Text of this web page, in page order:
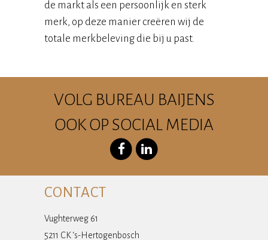
de markt als een persoonlijk en sterk
merk, op deze manier creëren wij de
totale merkbeleving die bij u past.
VOLG BUREAU BAIJENS
OOK OP SOCIAL MEDIA
CONTACT
Vughterweg 61
5211 CK ‘s-Hertogenbosch